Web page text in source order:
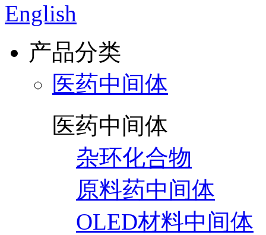
English
产品分类
医药中间体
医药中间体
杂环化合物
原料药中间体
OLED材料中间体